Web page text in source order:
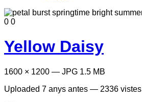
0 0
Yellow Daisy
1600 × 1200 — JPG 1.5 MB
Uploaded 7 anys antes — 2336 vistes